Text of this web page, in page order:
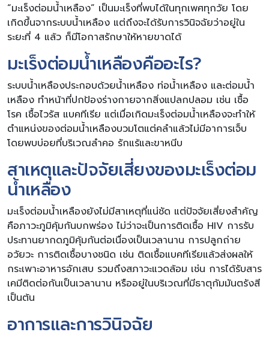
“มะเร็งต่อมน้ำเหลือง” เป็นมะเร็งที่พบได้ในทุกเพศทุกวัย โดย
เกิดขึ้นจากระบบน้ำเหลือง แต่ถึงจะได้รับการวินิจฉัยว่าอยู่ใน
ระยะที่ 4 แล้ว ก็มีโอกาสรักษาให้หายขาดได้
มะเร็งต่อมน้ำเหลืองคืออะไร?
ระบบน้ำเหลืองประกอบด้วยน้ำเหลือง ท่อน้ำเหลือง และต่อมน้ำ
เหลือง ทำหน้าที่ปกป้องร่างกายจากสิ่งแปลกปลอม เช่น เชื้อ
โรค เชื้อไวรัส แบคทีเรีย แต่เมื่อเกิดมะเร็งต่อมน้ำเหลืองจะทำให้
ตำแหน่งของต่อมน้ำเหลืองบวมโตแต่คลำแล้วไม่มีอาการเจ็บ
โดยพบบ่อยที่บริเวณลำคอ รักแร้และขาหนีบ
สาเหตุและปัจจัยเสี่ยงของมะเร็งต่อม
น้ำเหลือง
มะเร็งต่อมน้ำเหลืองยังไม่มีสาเหตุที่แน่ชัด แต่ปัจจัยเสี่ยงสำคัญ
คือภาวะภูมิคุ้มกันบกพร่อง ไม่ว่าจะเป็นการติดเชื้อ HIV การรับ
ประทานยากดภูมิคุ้มกันต่อเนื่องเป็นเวลานาน การปลูกถ่าย
อวัยวะ การติดเชื้อบางชนิด เช่น ติดเชื้อแบคทีเรียแล้วส่งผลให้
กระเพาะอาหารอักเสบ รวมถึงสภาวะแวดล้อม เช่น การได้รับสาร
เคมีติดต่อกันเป็นเวลานาน หรืออยู่ในบริเวณที่มีธาตุกัมมันตรังสี
เป็นต้น
อาการและการวินิจฉัย